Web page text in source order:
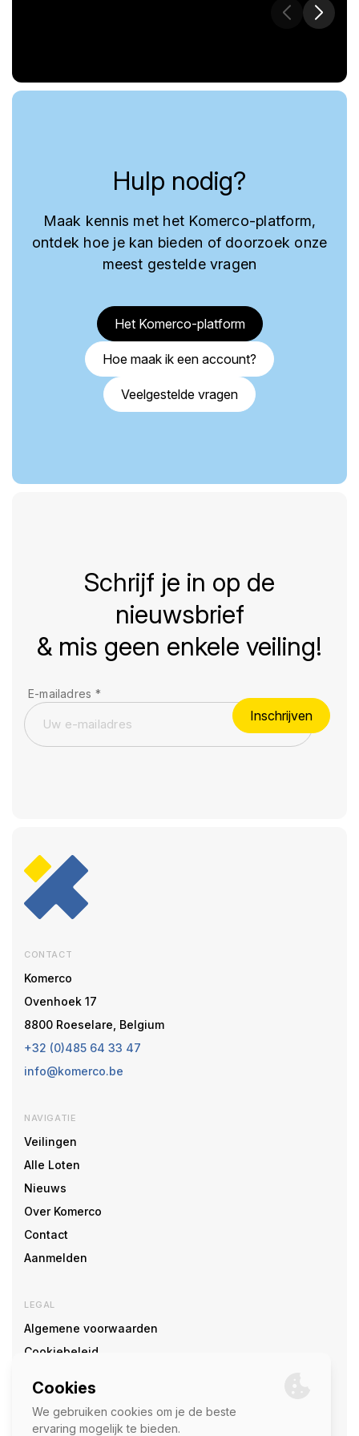
Hulp nodig?
Maak kennis met het Komerco-platform,
ontdek hoe je kan bieden of doorzoek onze
meest gestelde vragen
Het Komerco-platform
Hoe maak ik een account?
Veelgestelde vragen
Schrijf je in op de
nieuwsbrief
& mis geen enkele veiling!
E-mailadres *
Inschrijven
CONTACT
Komerco
Ovenhoek 17
8800 Roeselare, Belgium
+32 (0)485 64 33 47
info@komerco.be
NAVIGATIE
Veilingen
Alle Loten
Nieuws
Over Komerco
Contact
Aanmelden
LEGAL
Algemene voorwaarden
Cookiebeleid
SOCIAL